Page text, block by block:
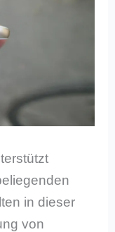
in dieser
von